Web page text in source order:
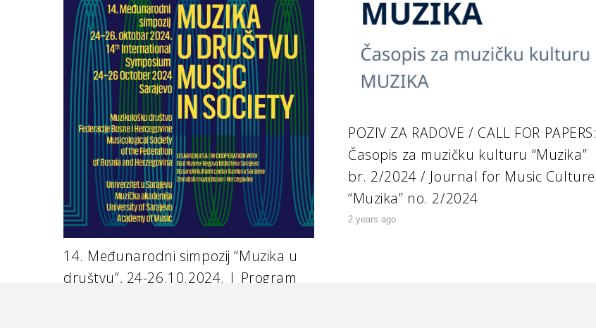
14. Međunarodni simpozij “Muzika u
društvu”, 24-26.10.2024. | Program
POZIV ZA RADOVE / CALL FOR PAPERS:
Časopis za muzičku kulturu “Muzika”
br. 2/2024 / Journal for Music Culture
“Muzika” no. 2/2024
2 years ago
Contact
info@muzikolosko-drustvo.ba
+ 387 33 442 126
Josipa Stadlera 1/II Sarajevo